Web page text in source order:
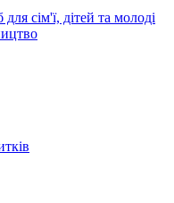
сім'ї, дітей та молоді